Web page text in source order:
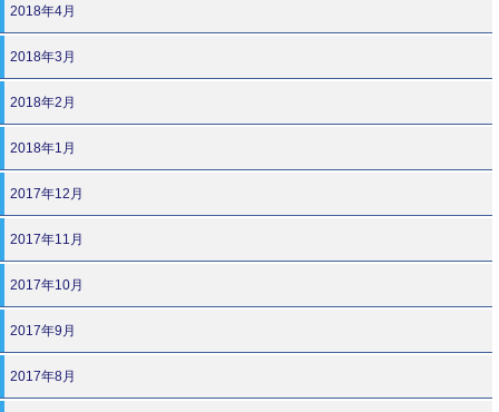
2018年4月
2018年3月
2018年2月
2018年1月
2017年12月
2017年11月
2017年10月
2017年9月
2017年8月